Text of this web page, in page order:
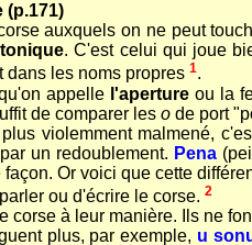
(p.171)
auxquels on ne peut
. C'est celui qui joue
dans les noms propres 1.
appelle l'apertureou la
de comparer les ode port
violemment malmené,
un redoublement. Pena
Or voici que cette
ou d'écrire le corse. 2
corse à leur manière. Ils ne
plus, par exemple, u